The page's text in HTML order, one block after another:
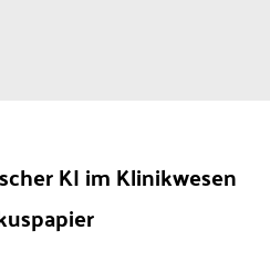
KI im Klinikwesen